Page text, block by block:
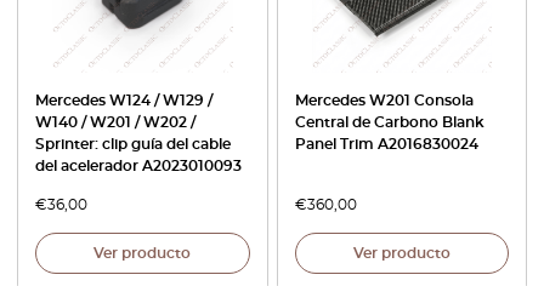
Mercedes W124 / W129 /
W140 / W201 / W202 /
Sprinter: clip guía del cable
del acelerador A2023010093
€36,00
Ver producto
Mercedes W201 Consola
Central de Carbono Blank
Panel Trim A2016830024
€360,00
Ver producto